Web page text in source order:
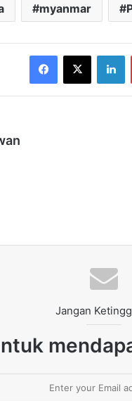
myanmar
Facebook
X
Jangan